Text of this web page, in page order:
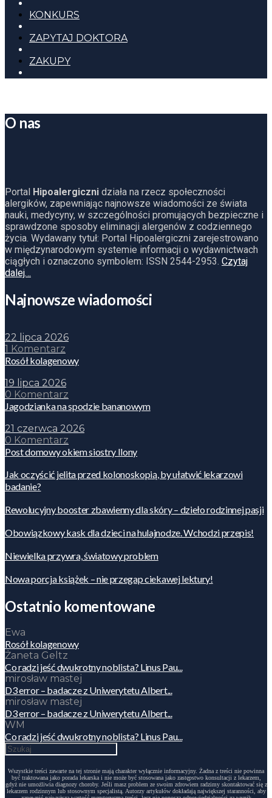
KONKURS
ZAPYTAJ DOKTORA
ZAKUPY
O nas
Portal Hipoalergiczni działa na rzecz społeczności
alergików, zapewniając najnowsze wiadomości ze świata
nauki, medycyny, w szczególności promujących bezpieczne i
sprawdzone sposoby eliminacji alergenów z codziennego
życia. Wydawany tytuł: Portal Hipoalergiczni zarejestrowano
w międzynarodowym systemie informacji o wydawnictwach
ciągłych i oznaczono symbolem: ISSN 2544-2953. Czytaj
dalej…
Najnowsze wiadomości
22 lipca 2026
1 Komentarz
Rosół kolagenowy
19 lipca 2026
0 Komentarz
Jagodzianka na spodzie bananowym
21 czerwca 2026
0 Komentarz
Post domowy okiem siostry Ilony
Jak oczyścić jelita przed kolonoskopią, by ułatwić lekarzowi
badanie?
Rewolucyjny booster zbawienny dla skóry – dzieło rodzinnej pasji
Obowiązkowy kask dla dzieci na hulajnodze. Wchodzi przepis!
Niewielka przywra, światowy problem
Nowa porcja książek – nie przegap ciekawej lektury!
Ostatnio komentowane
Ewa
Rosół kolagenowy
Żaneta Geltz
Co radzi jeść dwukrotny noblista? Linus Pau...
mirosław mastej
D3 error – badacze z Uniwerytetu Albert...
mirosław mastej
D3 error – badacze z Uniwerytetu Albert...
WM
Co radzi jeść dwukrotny noblista? Linus Pau...
Wszystkie treści zawarte na tej stronie mają charakter wyłącznie informacyjny. Żadna z treści nie powinna
być traktowana jako porada lekarska i nie może być stosowana jako zastępstwo konsultacji z lekarzem,
gdyż nie umożliwia diagnozy choroby. Jeśli masz problem ze swoim zdrowiem radzimy skontaktować się z
lekarzem rodzinnym lub stosownym specjalistą. Autorzy artykułów dokładają największej staranności, aby